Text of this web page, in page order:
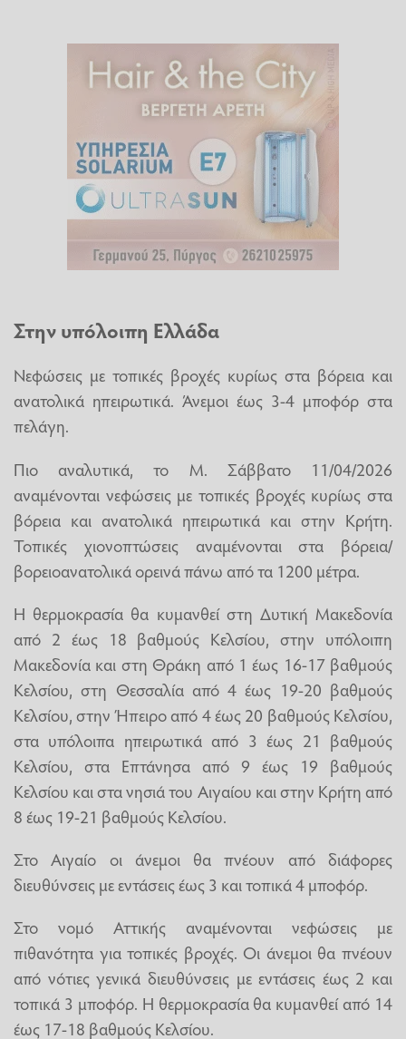
Στην υπόλοιπη Ελλάδα
Νεφώσεις με τοπικές βροχές κυρίως στα βόρεια και
ανατολικά ηπειρωτικά. Άνεμοι έως 3-4 μποφόρ στα
πελάγη.
Πιο αναλυτικά, το Μ. Σάββατο 11/04/2026
αναμένονται νεφώσεις με τοπικές βροχές κυρίως στα
βόρεια και ανατολικά ηπειρωτικά και στην Κρήτη.
Τοπικές χιονοπτώσεις αναμένονται στα βόρεια/
βορειοανατολικά ορεινά πάνω από τα 1200 μέτρα.
Η θερμοκρασία θα κυμανθεί στη Δυτική Μακεδονία
από 2 έως 18 βαθμούς Κελσίου, στην υπόλοιπη
Μακεδονία και στη Θράκη από 1 έως 16-17 βαθμούς
Κελσίου, στη Θεσσαλία από 4 έως 19-20 βαθμούς
Κελσίου, στην Ήπειρο από 4 έως 20 βαθμούς Κελσίου,
στα υπόλοιπα ηπειρωτικά από 3 έως 21 βαθμούς
Κελσίου, στα Επτάνησα από 9 έως 19 βαθμούς
Κελσίου και στα νησιά του Αιγαίου και στην Κρήτη από
8 έως 19-21 βαθμούς Κελσίου.
Στο Αιγαίο οι άνεμοι θα πνέουν από διάφορες
διευθύνσεις με εντάσεις έως 3 και τοπικά 4 μποφόρ.
Στο νομό Αττικής αναμένονται νεφώσεις με
πιθανότητα για τοπικές βροχές. Οι άνεμοι θα πνέουν
από νότιες γενικά διευθύνσεις με εντάσεις έως 2 και
τοπικά 3 μποφόρ. Η θερμοκρασία θα κυμανθεί από 14
έως 17-18 βαθμούς Κελσίου.